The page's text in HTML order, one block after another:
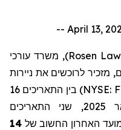
Rosen
), משרד עורכי
מזכיר לרוכשים את ניירות
NYSE:
) בין התאריכים 16
2025, שני התאריכים
האחרון החשוב של 14